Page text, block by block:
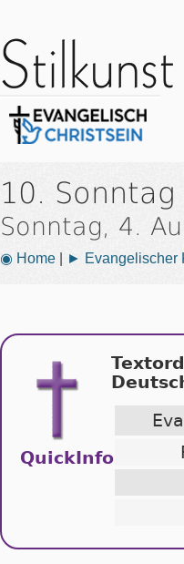
10.
Sonntag, 4.
◉ Home ► Evangelischer
QuickInfo